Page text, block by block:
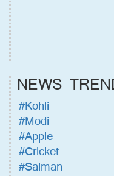
NEWS
#Kohli
#Modi
#Apple
#Cricket
#Salman